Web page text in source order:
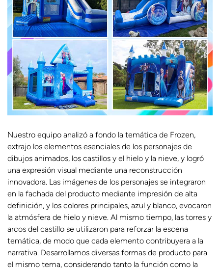
Nuestro equipo analizó a fondo la temática de Frozen,
extrajo los elementos esenciales de los personajes de
dibujos animados, los castillos y el hielo y la nieve, y logró
una expresión visual mediante una reconstrucción
innovadora. Las imágenes de los personajes se integraron
en la fachada del producto mediante impresión de alta
definición, y los colores principales, azul y blanco, evocaron
la atmósfera de hielo y nieve. Al mismo tiempo, las torres y
arcos del castillo se utilizaron para reforzar la escena
temática, de modo que cada elemento contribuyera a la
narrativa. Desarrollamos diversas formas de producto para
el mismo tema, considerando tanto la función como la